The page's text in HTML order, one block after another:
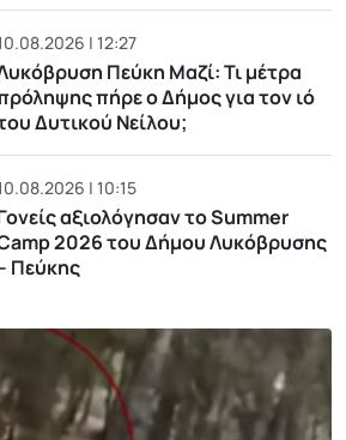
| 12:27
Πεύκη Μαζί: Τι μέτρα
πήρε ο Δήμος για τον ιό
Δυτικού Νείλου;
| 10:15
αξιολόγησαν το Summer
2026 του Δήμου Λυκόβρυσης
Πεύκης